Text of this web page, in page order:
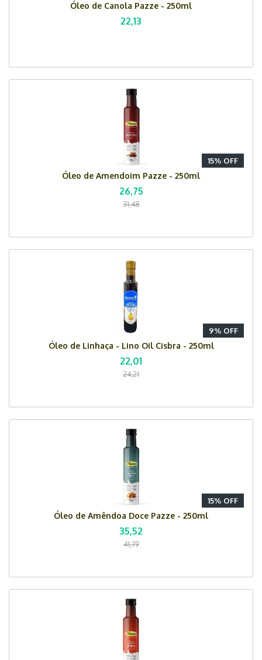
Óleo de Canola Pazze - 250ml
22,13
15% OFF
Óleo de Amendoim Pazze - 250ml
26,75
31,48
9% OFF
Óleo de Linhaça - Lino Oil Cisbra - 250ml
22,01
24,21
15% OFF
Óleo de Amêndoa Doce Pazze - 250ml
35,52
41,79